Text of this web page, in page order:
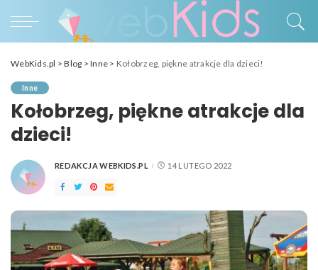
WebKids.pl >Blog >Inne > Kołobrzeg, piękne atrakcje dla dzieci!
Inne
Kołobrzeg, piękne atrakcje dla
dzieci!
POSTED
REDAKCJA WEBKIDS.PL 14 LUTEGO 2022